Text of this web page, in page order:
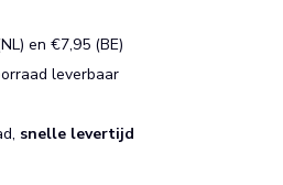
en €7,95 (BE)
leverbaar
snelle levertijd